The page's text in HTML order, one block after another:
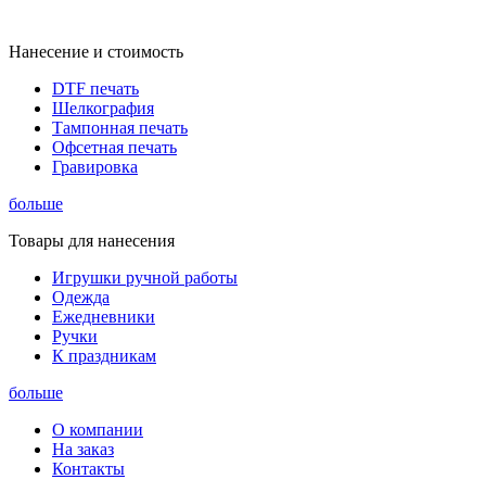
Нанесение и стоимость
DTF печать
Шелкография
Тампонная печать
Офсетная печать
Гравировка
больше
Товары для нанесения
Игрушки ручной работы
Одежда
Ежедневники
Ручки
К праздникам
больше
О компании
На заказ
Контакты